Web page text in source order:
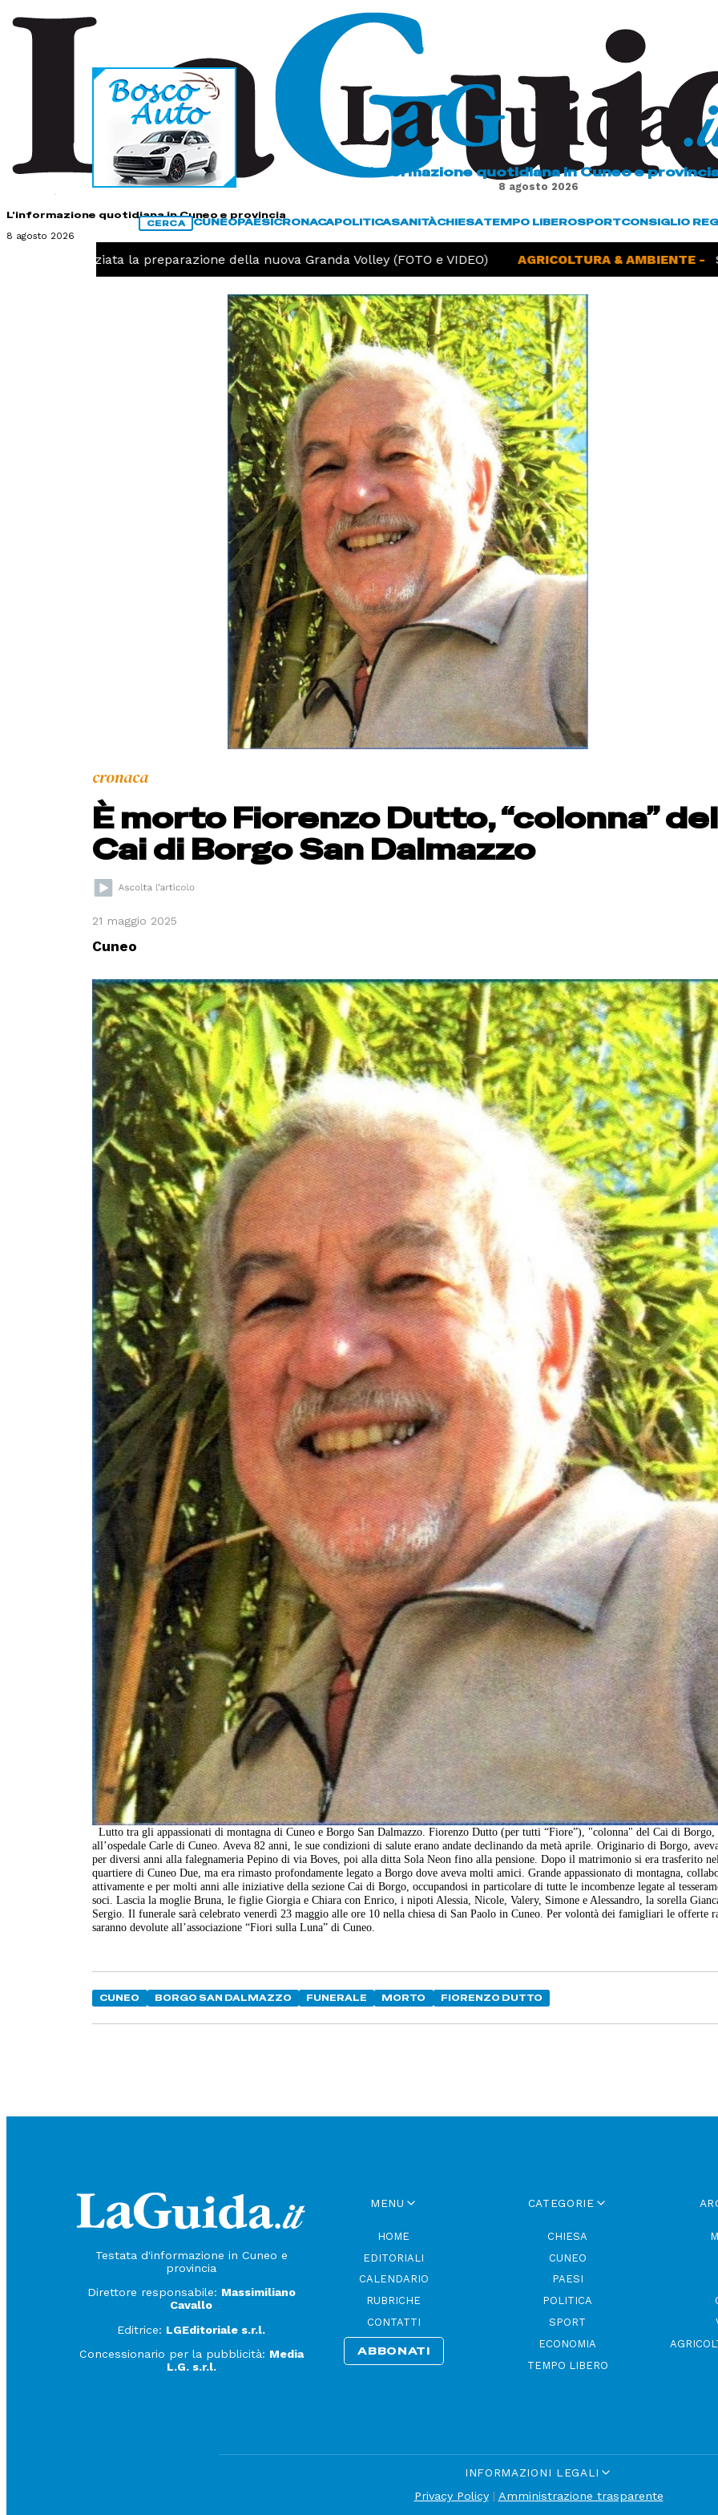
L'informazione quotidiana in Cuneo e provincia
8 agosto 2026
L'informazione quotidiana in Cuneo e
8 agosto 2026
CERCA CUNEOPAESICRONACAPOLITICASANITÀCHIESATEMPO LIBEROSPORTCONSIGLIO
iniziata la preparazione della nuova Granda Volley (FOTO e VIDEO) AGRICOLTURA & AMBIENTE -
cronaca
È morto Fiorenzo Dutto, “colonna” del
Cai di Borgo San Dalmazzo
21 maggio 2025
Cuneo
Lutto tra gli appassionati di montagna di Cuneo e Borgo San Dalmazzo. Fiorenzo Dutto (per tutti “Fiore”), "colonna" del Cai di Borgo,
all’ospedale Carle di Cuneo. Aveva 82 anni, le sue condizioni di salute erano andate declinando da metà aprile. Originario di Borgo,
per diversi anni alla falegnameria Pepino di via Boves, poi alla ditta Sola Neon fino alla pensione. Dopo il matrimonio si era trasferito
quartiere di Cuneo Due, ma era rimasto profondamente legato a Borgo dove aveva molti amici. Grande appassionato di montagna,
attivamente e per molti anni alle iniziative della sezione Cai di Borgo, occupandosi in particolare di tutte le incombenze legate al
soci. Lascia la moglie Bruna, le figlie Giorgia e Chiara con Enrico, i nipoti Alessia, Nicole, Valery, Simone e Alessandro, la sorella
Sergio. Il funerale sarà celebrato venerdì 23 maggio alle ore 10 nella chiesa di San Paolo in Cuneo. Per volontà dei famigliari le offerte
saranno devolute all’associazione “Fiori sulla Luna” di Cuneo.
CUNEO BORGO SAN DALMAZZO FUNERALE MORTO FIORENZO DUTTO
Testata d'informazione in Cuneo e
provincia
Direttore responsabile: Massimiliano
Cavallo
Editrice: LGEditoriale s.r.l.
Concessionario per la pubblicità: Media
L.G. s.r.l.
MENU
HOME
EDITORIALI
CALENDARIO
RUBRICHE
CONTATTI
ABBONATI
CATEGORIE
CHIESA
CUNEO
PAESI
POLITICA
SPORT
ECONOMIA
TEMPO LIBERO
INFORMAZIONI LEGALI
Privacy Policy| Amministrazione trasparente